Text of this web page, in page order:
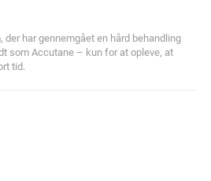
der har gennemgået en hård behandling
som Accutane – kun for at opleve, at
tid.